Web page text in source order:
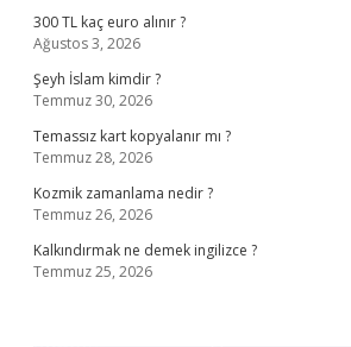
300 TL kaç euro alınır ?
Ağustos 3, 2026
Şeyh İslam kimdir ?
Temmuz 30, 2026
Temassız kart kopyalanır mı ?
Temmuz 28, 2026
Kozmik zamanlama nedir ?
Temmuz 26, 2026
Kalkındırmak ne demek ingilizce ?
Temmuz 25, 2026